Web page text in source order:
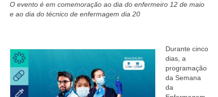
Governança
Eleições Triênio 2027-2029
Eleições 2023
O evento é em comemoração ao dia do enfermeiro 12 de maio
e ao dia do técnico de enfermagem dia 20
Durante cinco
dias, a
programação
da Semana
da